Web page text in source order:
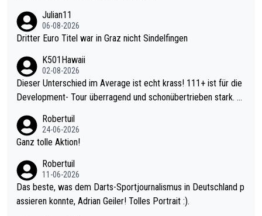
Julian11
06-08-2026
Dritter Euro Titel war in Graz nicht Sindelfingen
K501Hawaii
02-08-2026
Dieser Unterschied im Average ist echt krass! 111+ ist für die
Development- Tour überragend und schonübertrieben stark. U
mal 40+ erst recht. Da gewinnst keinen Blumentopf - ist ja noc
h krasser wie ein Pokalspiel eines Kreisligisten vs einem Bund
Robertuil
24-06-2026
Ganz tolle Aktion!
Robertuil
11-06-2026
Das beste, was dem Darts-Sportjournalismus in Deutschland p
assieren konnte, Adrian Geiler! Tolles Portrait :).